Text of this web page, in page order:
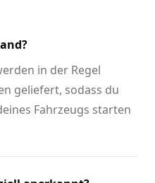
in der Regel
geliefert, sodass du
Fahrzeugs starten